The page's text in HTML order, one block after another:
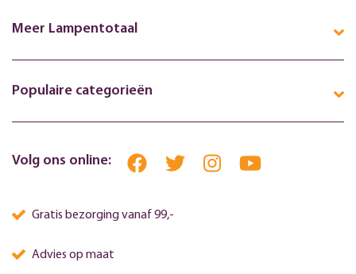
Meer Lampentotaal
Populaire categorieën
Volg ons online:
Gratis bezorging vanaf 99,-
Advies op maat